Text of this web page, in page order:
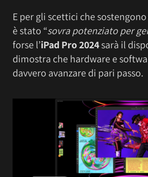
E per gli scettici che
è stato “sovra potenziato per
forse l’iPad Pro 2024sarà il
dimostra che hardware e
davvero avanzare di pari passo.